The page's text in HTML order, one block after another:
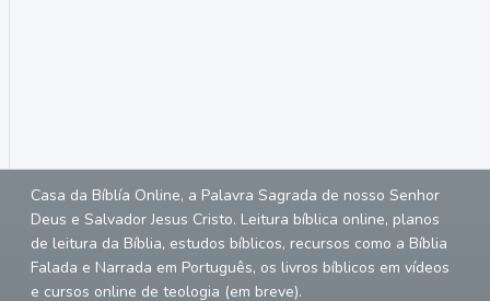
Casa da Bíblía Online, a Palavra Sagrada de nosso Senhor
Deus e Salvador Jesus Cristo. Leitura bíblica online, planos
de leitura da Bíblia, estudos bíblicos, recursos como a Bíblia
Falada e Narrada em Português, os livros bíblicos em vídeos
e cursos online de teologia (em breve).